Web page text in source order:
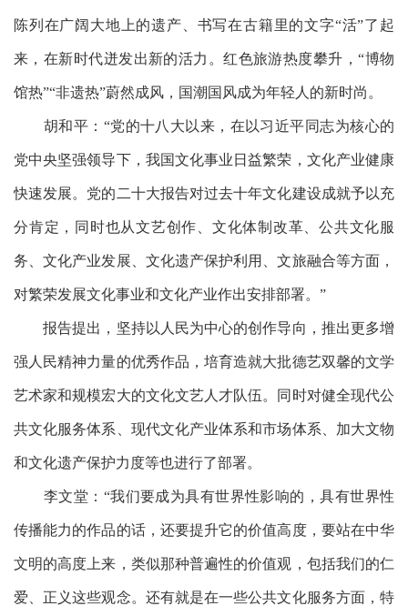
陈列在广阔大地上的遗产、书写在古籍里的文字“活”了起
来，在新时代迸发出新的活力。红色旅游热度攀升，“博物
馆热”“非遗热”蔚然成风，国潮国风成为年轻人的新时尚。
胡和平： “党的十八大以来，在以习近平同志为核心的
党中央坚强领导下，我国文化事业日益繁荣，文化产业健康
快速发展。党的二十大报告对过去十年文化建设成就予以充
分肯定，同时也从文艺创作、文化体制改革、公共文化服
务、文化产业发展、文化遗产保护利用、文旅融合等方面，
对繁荣发展文化事业和文化产业作出安排部署。”
报告提出，坚持以人民为中心的创作导向，推出更多增
强人民精神力量的优秀作品，培育造就大批德艺双馨的文学
艺术家和规模宏大的文化文艺人才队伍。同时对健全现代公
共文化服务体系、现代文化产业体系和市场体系、加大文物
和文化遗产保护力度等也进行了部署。
李文堂： “我们要成为具有世界性影响的，具有世界性
传播能力的作品的话，还要提升它的价值高度，要站在中华
文明的高度上来，类似那种普遍性的价值观，包括我们的仁
爱、正义这些观念。还有就是在一些公共文化服务方面，特